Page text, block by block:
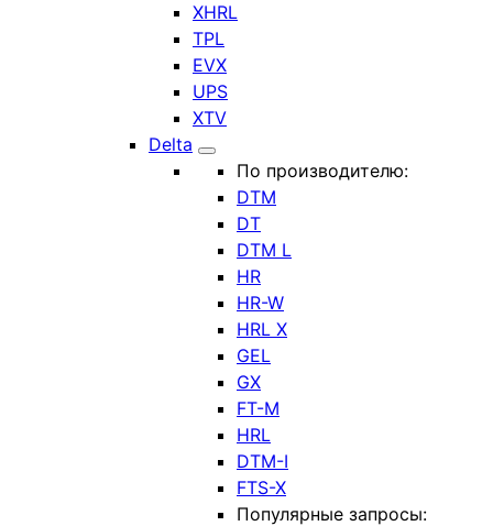
XHRL
TPL
EVX
UPS
XTV
Delta
По производителю:
DTM
DT
DTM L
HR
HR-W
HRL X
GEL
GX
FT-M
HRL
DTM-I
FTS-X
Популярные запросы: